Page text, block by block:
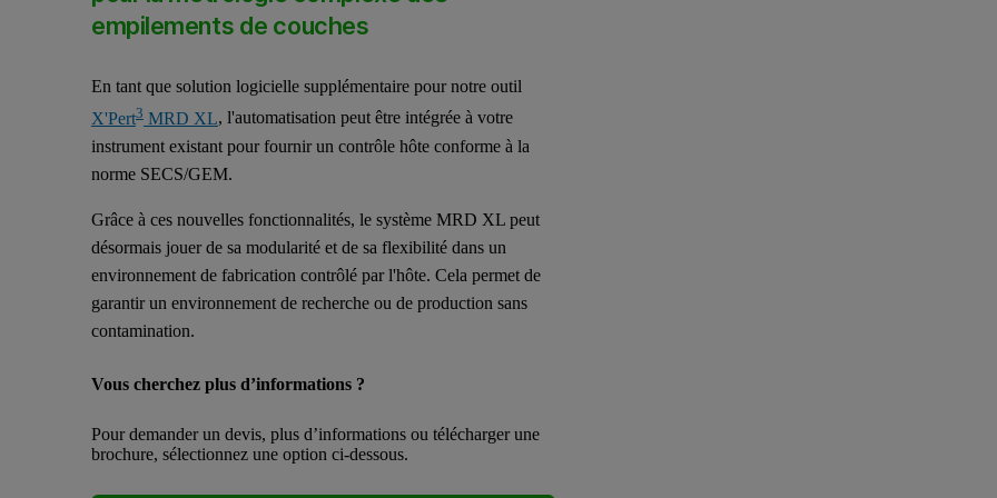
empilements de couches
En tant que solution logicielle supplémentaire pour notre outil
X'Pert3MRD XL, l'automatisation peut être intégrée à votre
instrument existant pour fournir un contrôle hôte conforme à la
norme SECS/GEM.
Grâce à ces nouvelles fonctionnalités, le système MRD XL peut
désormais jouer de sa modularité et de sa flexibilité dans un
environnement de fabrication contrôlé par l'hôte. Cela permet de
garantir un environnement de recherche ou de production sans
contamination.
Vous cherchez plus d’informations ?
Pour demander un devis, plus d’informations ou télécharger une
brochure, sélectionnez une option ci-dessous.